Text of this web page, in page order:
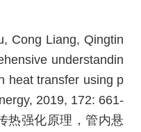
Cong Liang, Qingtin
understandin
heat transfer using p
2019, 172: 661-
热强化原理，管内悬